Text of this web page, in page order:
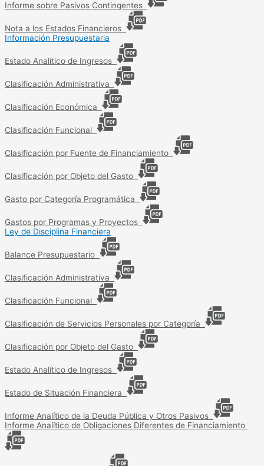
Informe sobre Pasivos Contingentes
Nota a los Estados Financieros
Información Presupuestaria
Estado Analítico de Ingresos
Clasificación Administrativa
Clasificación Económica
Clasificación Funcional
Clasificación por Fuente de Financiamiento
Clasificación por Objeto del Gasto
Gasto por Categoría Programática
Gastos por Programas y Proyectos
Ley de Disciplina Financiera
Balance Presupuestario
Clasificación Administrativa
Clasificación Funcional
Clasificación de Servicios Personales por Categoría
Clasificación por Objeto del Gasto
Estado Analítico de Ingresos
Estado de Situación Financiera
Informe Analítico de la Deuda Pública y Otros Pasivos
Informe Analítico de Obligaciones Diferentes de Financiamiento